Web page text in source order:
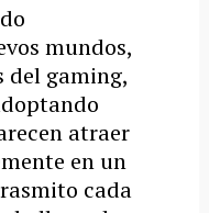
mundos,
del gaming,
atraer
en un
cada